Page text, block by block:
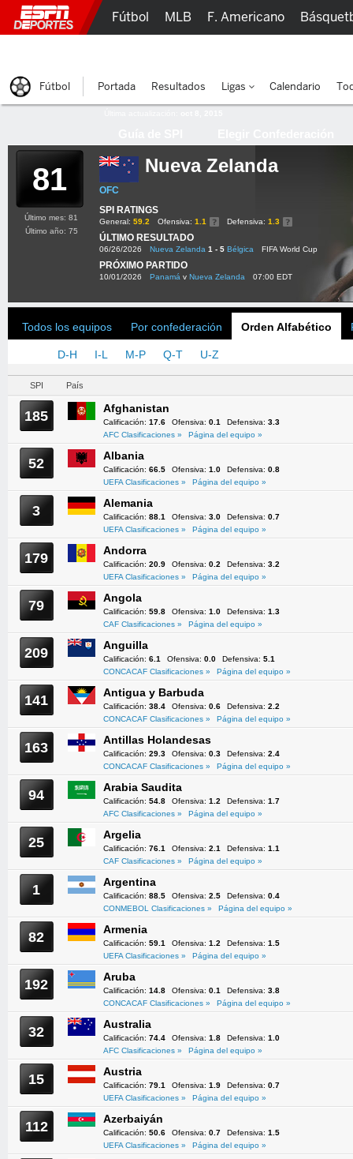
81 Nueva Zelanda
OFC
SPI RATINGS
General: 59.2 Ofensiva: 1.1 Defensiva: 1.3
ÚLTIMO RESULTADO
06/26/2026 Nueva Zelanda 1 - 5 Bélgica FIFA World Cup
PRÓXIMO PARTIDO
10/01/2026 Panamá v Nueva Zelanda 07:00 EDT
Último mes: 81
Último año: 75
Todos los equipos Por confederación Orden Alfabético
D-H I-L M-P Q-T U-Z
SPI País
185 Afghanistan
Calificación: 17.6 Ofensiva: 0.1 Defensiva: 3.3
AFC Clasificaciones »
Página del equipo »
52 Albania
Calificación: 66.5 Ofensiva: 1.0 Defensiva: 0.8
UEFA Clasificaciones »
Página del equipo »
3 Alemania
Calificación: 88.1 Ofensiva: 3.0 Defensiva: 0.7
UEFA Clasificaciones »
Página del equipo »
179 Andorra
Calificación: 20.9 Ofensiva: 0.2 Defensiva: 3.2
UEFA Clasificaciones »
Página del equipo »
79 Angola
Calificación: 59.8 Ofensiva: 1.0 Defensiva: 1.3
CAF Clasificaciones »
Página del equipo »
209 Anguilla
Calificación: 6.1 Ofensiva: 0.0 Defensiva: 5.1
CONCACAF Clasificaciones »
Página del equipo »
141 Antigua y Barbuda
Calificación: 38.4 Ofensiva: 0.6 Defensiva: 2.2
CONCACAF Clasificaciones »
Página del equipo »
163 Antillas Holandesas
Calificación: 29.3 Ofensiva: 0.3 Defensiva: 2.4
CONCACAF Clasificaciones »
Página del equipo »
94 Arabia Saudita
Calificación: 54.8 Ofensiva: 1.2 Defensiva: 1.7
AFC Clasificaciones »
Página del equipo »
25 Argelia
Calificación: 76.1 Ofensiva: 2.1 Defensiva: 1.1
CAF Clasificaciones »
Página del equipo »
1 Argentina
Calificación: 88.5 Ofensiva: 2.5 Defensiva: 0.4
CONMEBOL Clasificaciones »
Página del equipo »
82 Armenia
Calificación: 59.1 Ofensiva: 1.2 Defensiva: 1.5
UEFA Clasificaciones »
Página del equipo »
192 Aruba
Calificación: 14.8 Ofensiva: 0.1 Defensiva: 3.8
CONCACAF Clasificaciones »
Página del equipo »
32 Australia
Calificación: 74.4 Ofensiva: 1.8 Defensiva: 1.0
AFC Clasificaciones »
Página del equipo »
15 Austria
Calificación: 79.1 Ofensiva: 1.9 Defensiva: 0.7
UEFA Clasificaciones »
Página del equipo »
112 Azerbaiyán
Calificación: 50.6 Ofensiva: 0.7 Defensiva: 1.5
UEFA Clasificaciones »
Página del equipo »
Fútbol MLB F. Americano
Fútbol Portada Resultados Ligas Calendario